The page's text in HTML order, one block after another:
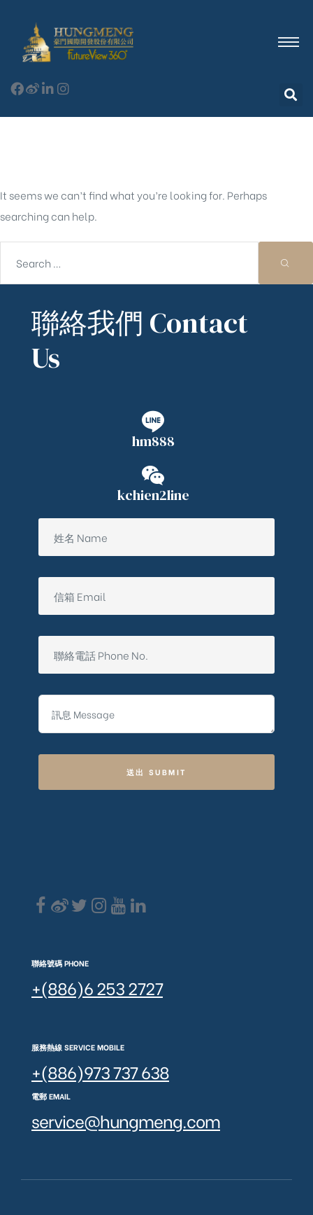
It seems we can’t find what you’re looking for. Perhaps
searching can help.
聯絡我們 Contact
Us
hm888
kchien2line
送出 SUBMIT
聯絡號碼 PHONE
+(886)6 253 2727
服務熱線 SERVICE MOBILE
+(886)973 737 638
電郵 EMAIL
service@hungmeng.com